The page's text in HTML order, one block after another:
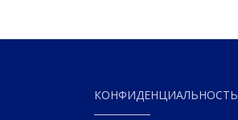
КОНФИДЕНЦИАЛЬНОСТЬ